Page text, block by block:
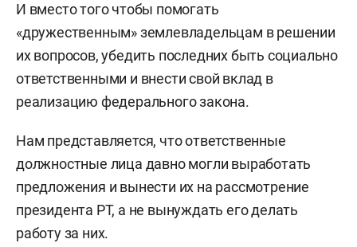
И вместо того чтобы помогать
«дружественным» землевладельцам в решении
их вопросов, убедить последних быть социально
ответственными и внести свой вклад в
реализацию федерального закона.
Нам представляется, что ответственные
должностные лица давно могли выработать
предложения и вынести их на рассмотрение
президента РТ, а не вынуждать его делать
работу за них.